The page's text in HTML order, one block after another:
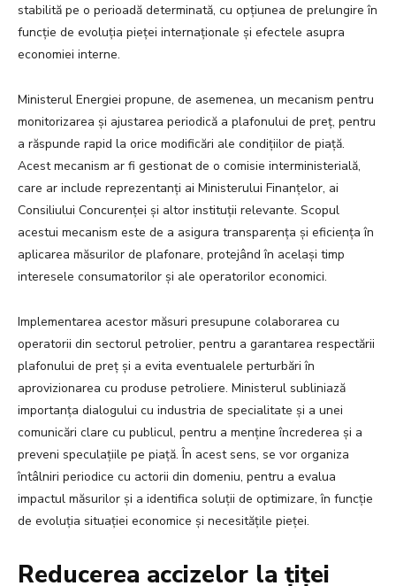
stabilită pe o perioadă determinată, cu opțiunea de prelungire în
funcție de evoluția pieței internaționale și efectele asupra
economiei interne.
Ministerul Energiei propune, de asemenea, un mecanism pentru
monitorizarea și ajustarea periodică a plafonului de preț, pentru
a răspunde rapid la orice modificări ale condițiilor de piață.
Acest mecanism ar fi gestionat de o comisie interministerială,
care ar include reprezentanți ai Ministerului Finanțelor, ai
Consiliului Concurenței și altor instituții relevante. Scopul
acestui mecanism este de a asigura transparența și eficiența în
aplicarea măsurilor de plafonare, protejând în același timp
interesele consumatorilor și ale operatorilor economici.
Implementarea acestor măsuri presupune colaborarea cu
operatorii din sectorul petrolier, pentru a garantarea respectării
plafonului de preț și a evita eventualele perturbări în
aprovizionarea cu produse petroliere. Ministerul subliniază
importanța dialogului cu industria de specialitate și a unei
comunicări clare cu publicul, pentru a menține încrederea și a
preveni speculațiile pe piață. În acest sens, se vor organiza
întâlniri periodice cu actorii din domeniu, pentru a evalua
impactul măsurilor și a identifica soluții de optimizare, în funcție
de evoluția situației economice și necesitățile pieței.
Reducerea accizelor la țiței